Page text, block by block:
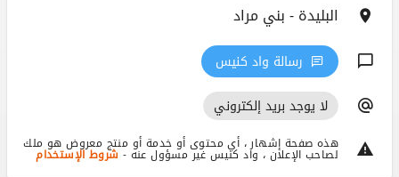
البليدة - بني مراد
رسالة واد كنيس
لا يوجد بريد إلكتروني
هذه صفحة إشهار ، أي محتوى أو خدمة أو منتج معروض هو ملك
لصاحب الإعلان ، واد كنيس غير مسؤول عنه - شروط الإستخدام